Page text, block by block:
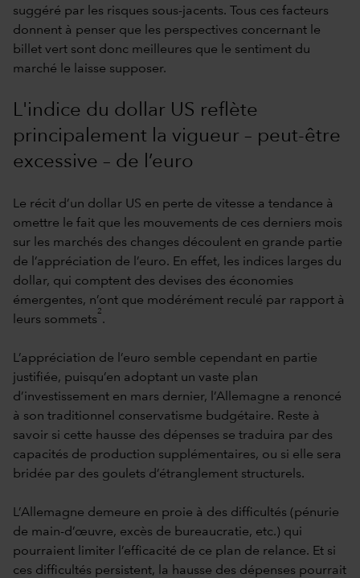
suggéré par les risques sous-jacents. Tous ces facteurs
donnent à penser que les perspectives concernant le
billet vert sont donc meilleures que le sentiment du
marché le laisse supposer.
L'indice du dollar US reflète
principalement la vigueur – peut-être
excessive – de l’euro
Le récit d’un dollar US en perte de vitesse a tendance à
omettre le fait que les mouvements de ces derniers mois
sur les marchés des changes découlent en grande partie
de l’appréciation de l’euro. En effet, les indices larges du
dollar, qui comptent des devises des économies
émergentes, n’ont que modérément reculé par rapport à
leurs sommets
2
.
L’appréciation de l’euro semble cependant en partie
justifiée, puisqu’en adoptant un vaste plan
d’investissement en mars dernier, l’Allemagne a renoncé
à son traditionnel conservatisme budgétaire. Reste à
savoir si cette hausse des dépenses se traduira par des
capacités de production supplémentaires, ou si elle sera
bridée par des goulets d’étranglement structurels.
L’Allemagne demeure en proie à des difficultés (pénurie
de main-d’œuvre, excès de bureaucratie, etc.) qui
pourraient limiter l’efficacité de ce plan de relance. Et si
ces difficultés persistent, la hausse des dépenses pourrait